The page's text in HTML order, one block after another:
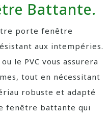
Battante.
porte fenêtre
aux intempéries.
le PVC vous assurera
tout en nécessitant
robuste et adapté
fenêtre battante qui